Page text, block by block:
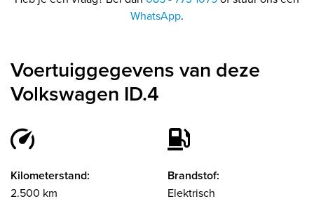
WhatsApp.
Voertuiggegevens van deze
Volkswagen ID.4
Kilometerstand:
2.500 km
Brandstof:
Elektrisch